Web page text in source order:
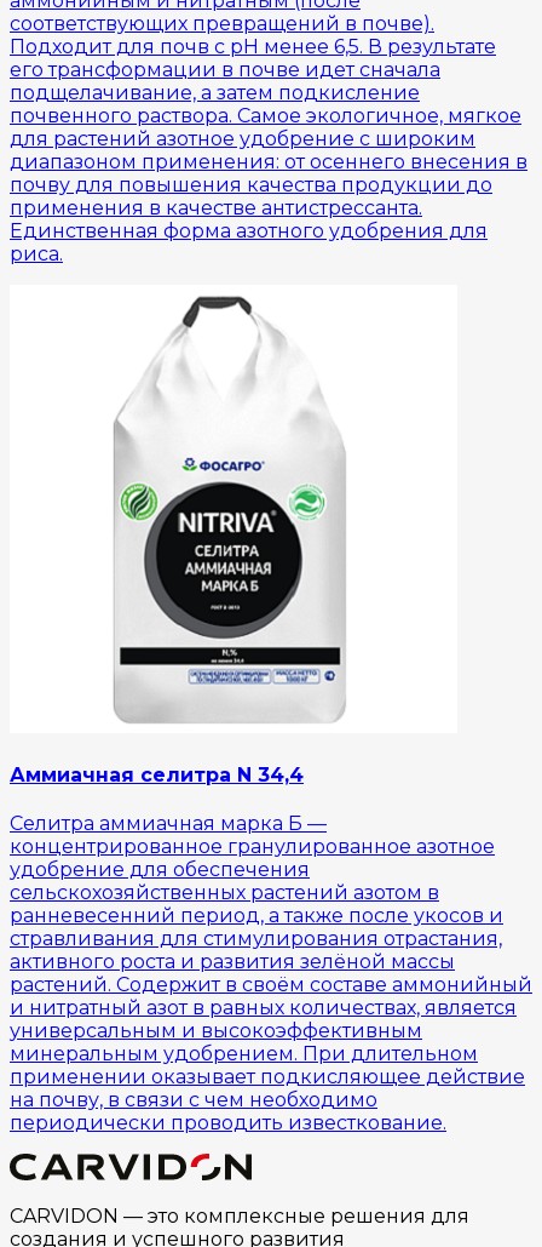
соответствующих превращений в почве).
Подходит для почв с рН менее 6,5. В результате
его трансформации в почве идет сначала
подщелачивание, а затем подкисление
почвенного раствора. Самое экологичное, мягкое
для растений азотное удобрение с широким
диапазоном применения: от осеннего внесения в
почву для повышения качества продукции до
применения в качестве антистрессанта.
Единственная форма азотного удобрения для
риса.
Аммиачная селитра N 34,4
Селитра аммиачная марка Б —
концентрированное гранулированное азотное
удобрение для обеспечения
сельскохозяйственных растений азотом в
ранневесенний период, а также после укосов и
стравливания для стимулирования отрастания,
активного роста и развития зелёной массы
растений. Содержит в своём составе аммонийный
и нитратный азот в равных количествах, является
универсальным и высокоэффективным
минеральным удобрением. При длительном
применении оказывает подкисляющее действие
на почву, в связи с чем необходимо
периодически проводить известкование.
CARVIDON — это комплексные решения для
создания и успешного развития